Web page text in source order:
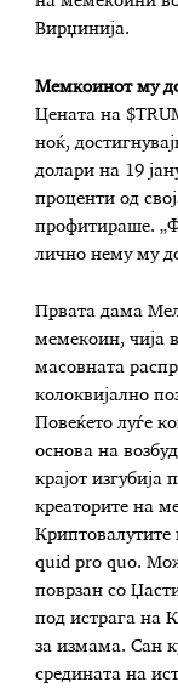
Вирџинија.
Мемкоинот му
Цената на
ноќ,
долари на 19
проценти од
профитираше.
лично нему му
Првата дама
мемекоин, чија
масовната
колоквијално
Повеќето луѓе
основа на
крајот изгубија
креаторите на
Криптовалутите
quid pro quo.
поврзан со
под истрага на
за измама. Сан
средината на